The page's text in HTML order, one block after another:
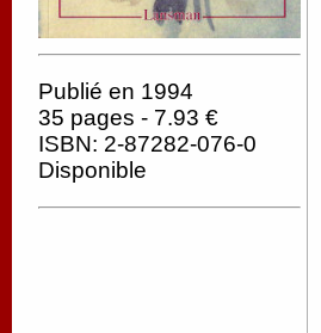
Publié en 1994
35 pages - 7.93 €
ISBN: 2-87282-076-0
Disponible